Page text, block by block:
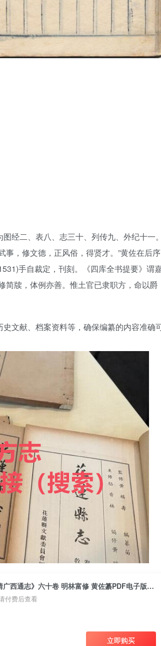
经二、表八、志三十、列传九、外纪十一
事，修文德，正风俗，得贤才。”黄佐在后序
手自裁定，刊刻。《四库全书提要》谓
简牍，体例亦善。惟土官已隶职方，命以爵
文献、档案资料等，确保编纂的内容准确
广西省地方志《嘉靖广西通志》六十卷 明林富修 黄佐纂PDF电子版地方志下载
付费后查看
立即购买